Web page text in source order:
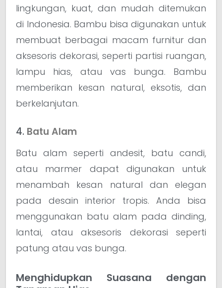
lingkungan, kuat, dan mudah ditemukan
di Indonesia. Bambu bisa digunakan untuk
membuat berbagai macam furnitur dan
aksesoris dekorasi, seperti partisi ruangan,
lampu hias, atau vas bunga. Bambu
memberikan kesan natural, eksotis, dan
berkelanjutan.
4. Batu Alam
Batu alam seperti andesit, batu candi,
atau marmer dapat digunakan untuk
menambah kesan natural dan elegan
pada desain interior tropis. Anda bisa
menggunakan batu alam pada dinding,
lantai, atau aksesoris dekorasi seperti
patung atau vas bunga.
Menghidupkan Suasana dengan